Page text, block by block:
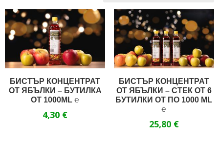
БИСТЪР КОНЦЕНТРАТ
ОТ ЯБЪЛКИ – БУТИЛКА
ОТ 1000ML ℮
4,30 €
БИСТЪР КОНЦЕНТРАТ
ОТ ЯБЪЛКИ – СТЕК ОТ 6
БУТИЛКИ ОТ ПО 1000 ML
℮
25,80 €